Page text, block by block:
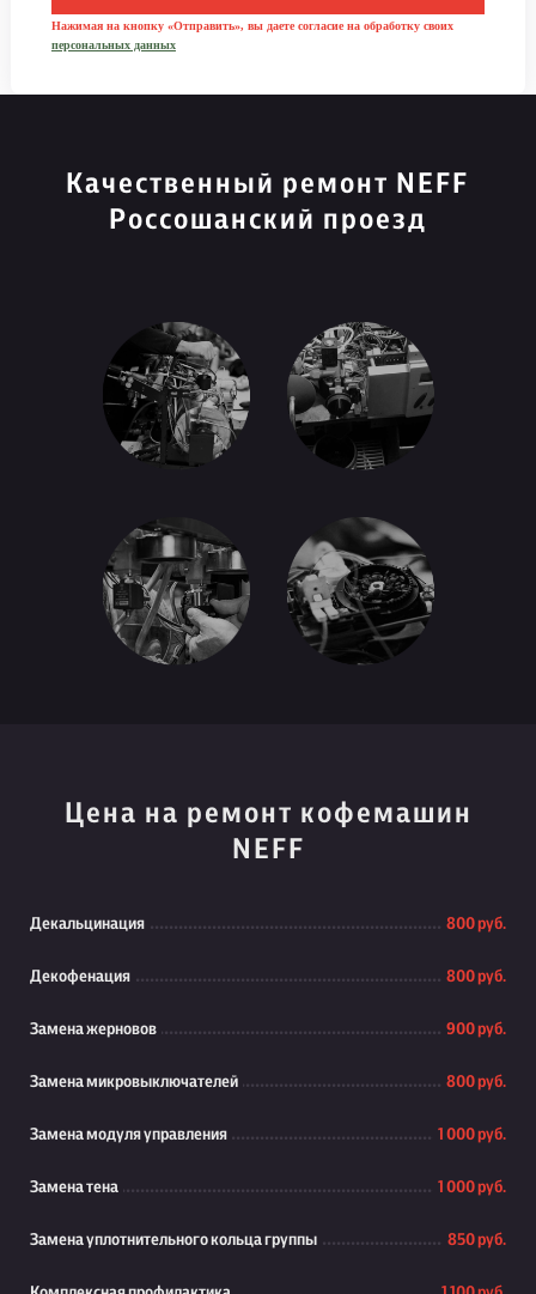
Нажимая на кнопку «Отправить», вы даете согласие на обработку своих
персональных данных
Качественный ремонт NEFF
Россошанский проезд
Цена на ремонт кофемашин
NEFF
Декальцинация 800 руб.
Декофенация 800 руб.
Замена жерновов 900 руб.
Замена микровыключателей 800 руб.
Замена модуля управления 1 000 руб.
Замена тена 1 000 руб.
Замена уплотнительного кольца группы 850 руб.